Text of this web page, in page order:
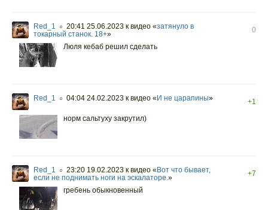
Red_1 ○ 20:41 25.06.2023 к видео «затянуло в
токарный станок. 18+»
0
Люля кебаб решил сделать
Red_1 ○ 04:04 24.02.2023 к видео « И не царапины»
+1
норм сальтуху закрутил)
Red_1 ○ 23:20 19.02.2023 к видео « Вот что бывает,
если не поднимать ноги на эскалаторе.»
+7
гребень обыкновенный